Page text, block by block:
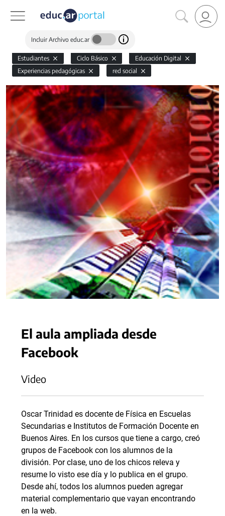
Incluir Archivo educ.ar
Estudiantes Ciclo Básico
Educación Digital
Experiencias pedagógicas
red social
El aula ampliada desde
Facebook
Video
Oscar Trinidad es docente de Física en Escuelas
Secundarias e Institutos de Formación Docente en
Buenos Aires. En los cursos que tiene a cargo, creó
grupos de Facebook con los alumnos de la
división. Por clase, uno de los chicos releva y
resume lo visto ese día y lo publica en el grupo.
Desde ahí, todos los alumnos pueden agregar
material complementario que vayan encontrando
en la web.